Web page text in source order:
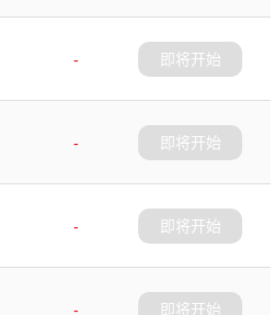
-
即将开始
-
即将开始
-
即将开始
-
即将开始